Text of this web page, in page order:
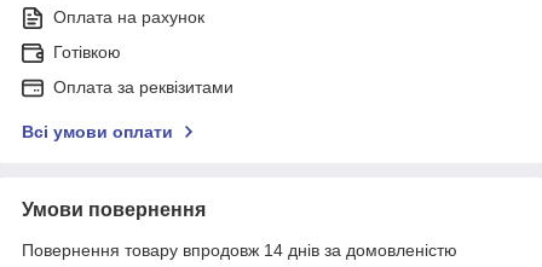
Оплата на рахунок
Готівкою
Оплата за реквізитами
Всі умови оплати
Умови повернення
Повернення товару впродовж 14 днів за домовленістю